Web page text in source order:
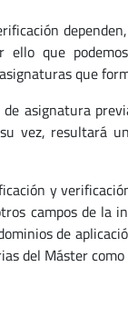
ello que
que
asignatura
vez, resultará
y
campos de
de
del Máster como